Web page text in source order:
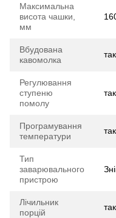
Максимальна
висота чашки,
мм
Вбудована
кавомолка
так
Регулювання
ступеню
помолу
так
Програмування
температури
так
Тип
заварювального
пристрою
Лічильник
порцій
так